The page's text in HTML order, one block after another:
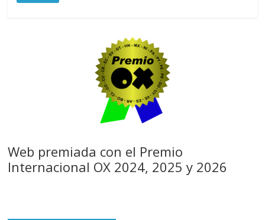
Web premiada con el Premio
Internacional OX 2024, 2025 y 2026